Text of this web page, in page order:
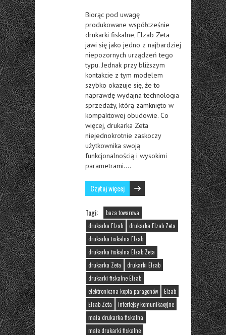
Biorąc pod uwagę
produkowane współcześnie
drukarki fiskalne, Elzab Zeta
jawi się jako jedno z najbardziej
niepozornych urządzeń tego
typu. Jednak przy bliższym
kontakcie z tym modelem
szybko okazuje się, że to
naprawdę wydajna technologia
sprzedaży, którą zamknięto w
kompaktowej obudowie. Co
więcej, drukarka Zeta
niejednokrotnie zaskoczy
użytkownika swoją
funkcjonalnością i wysokimi
parametrami….
Czytaj więcej
Tagi:
baza towarowa
drukarka Elzab
drukarka Elzab Zeta
drukarka fiskalna Elzab
drukarka fiskalna Elzab Zeta
drukarka Zeta
drukarki Elzab
drukarki fiskalne Elzab
elektroniczna kopia paragonów
Elzab
Elzab Zeta
interfejsy komunikacyjne
mała drukarka fiskalna
małe drukarki fiskalne